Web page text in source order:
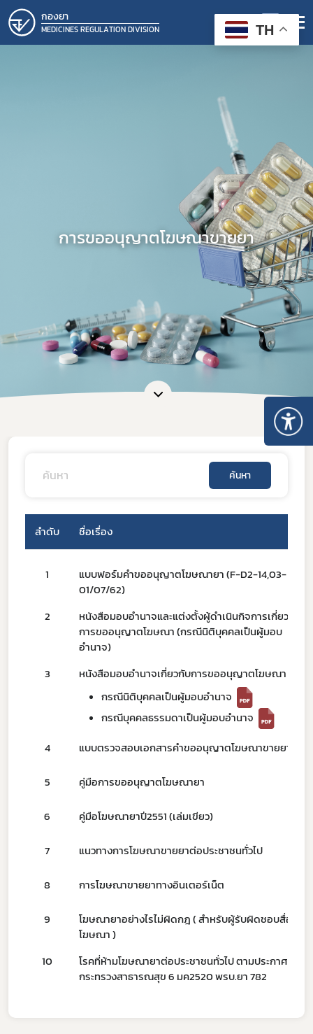
กองยา
MEDICINES REGULATION DIVISION
การขออนุญาตโฆษณาขายยา
ค้นหา
ลำดับ ชื่อเรื่อง
1
แบบฟอร์มคำขออนุญาตโฆษณายา (F-D2-14,03-
01/07/62)
2
หนังสือมอบอำนาจและแต่งตั้งผู้ดำเนินกิจการเกี่ยวกับ
การขออนุญาตโฆษณา (กรณีนิติบุคคลเป็นผู้มอบ
อำนาจ)
3
หนังสือมอบอำนาจเกี่ยวกับการขออนุญาตโฆษณา
กรณีนิติบุคคลเป็นผู้มอบอำนาจ
กรณีบุคคลธรรมดาเป็นผู้มอบอำนาจ
4
แบบตรวจสอบเอกสารคำขออนุญาตโฆษณาขายยา
5 คู่มือการขออนุญาตโฆษณายา
6 คู่มือโฆษณายาปี2551 (เล่มเขียว)
7 แนวทางการโฆษณาขายยาต่อประชาชนทั่วไป
8 การโฆษณาขายยาทางอินเตอร์เน็ต
9
โฆษณายาอย่างไรไม่ผิดกฎ ( สำหรับผู้รับผิดชอบสื่อ
โฆษณา )
10
โรคที่ห้ามโฆษณายาต่อประชาชนทั่วไป ตามประกาศ
กระทรวงสาธารณสุข 6 มค2520 พรบ.ยา 782
Subscribe
เลือกหัวข้อที่ท่านต้องการ Subscribe
ดาวรุ่ง
TH